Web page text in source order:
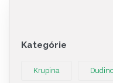
Kategórie
Krupina